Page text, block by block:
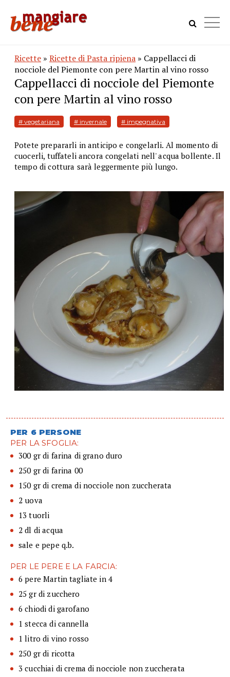
Ricette » Ricette di Pasta ripiena » Cappellacci di
nocciole del Piemonte con pere Martin al vino rosso
Cappellacci di nocciole del Piemonte
con pere Martin al vino rosso
# vegetariana # invernale # impegnativa
Potete prepararli in anticipo e congelarli. Al momento di
cuocerli, tuffateli ancora congelati nell' acqua bollente. Il
tempo di cottura sarà leggermente più lungo.
PER 6 PERSONE
PER LA SFOGLIA:
300 gr di farina di grano duro
250 gr di farina 00
150 gr di crema di nocciole non zuccherata
2 uova
13 tuorli
2 dl di acqua
sale e pepe q.b.
PER LE PERE E LA FARCIA:
6 pere Martin tagliate in 4
25 gr di zucchero
6 chiodi di garofano
1 stecca di cannella
1 litro di vino rosso
250 gr di ricotta
3 cucchiai di crema di nocciole non zuccherata